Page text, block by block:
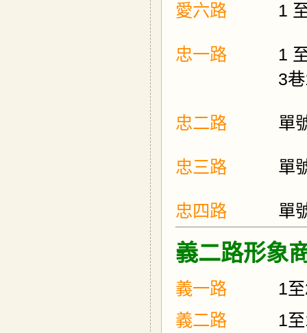
愛六路 1
忠一路
1
3
忠二路 單
忠三路 單
忠四路 單
義二路形象
義一路 1
義二路
1 至